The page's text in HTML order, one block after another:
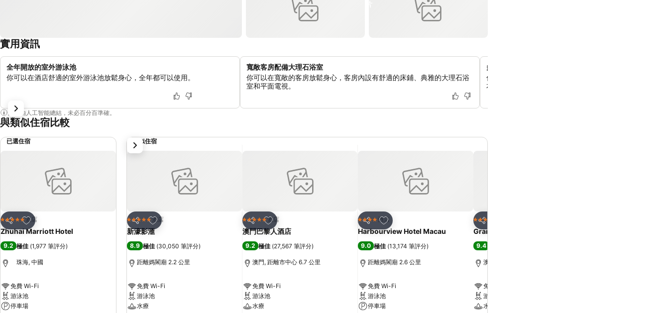
實用資訊
全年開放的室外游泳池
你可以在酒店舒適的室外游泳池放鬆身心，全年都可以使用。
寬敞客房配備大理石浴室
你可以在寬敞的客房放鬆身心，客房內設有舒適的床鋪、典雅的大理石浴
室和平面電視。
多元化的餐飲體驗
你可以在萬豪中餐廳品嚐正宗粵菜，在城市小館享用國際
本餐廳品嚐新鮮壽司。
內容由人工智能總結，未必百分百準確。
與類似住宿比較
已選住宿
分享
放到收藏夾
5 星級 酒店
Zhuhai Marriott Hotel
9.2 極佳 (1,977 筆評分)
珠海, 中國
免費 Wi-Fi
游泳池
停車場
類似住宿
分享
放到收藏夾
5 星級 酒店
新濠影滙
8.9 極佳 (30,050 筆評分)
距離媽閣廟 2.2 公里
免費 Wi-Fi
游泳池
水療
分享
放到收藏夾
5 星級 酒店
澳門巴黎人酒店
9.2 極佳 (27,567 筆評分)
澳門, 距離市中心 6.7 公里
免費 Wi-Fi
游泳池
水療
分享
放到收藏夾
4 星級 酒店
Harbourview Hotel Macau
9.0 極佳 (13,174 筆評分)
距離媽閣廟 2.6 公里
免費 Wi-Fi
游泳池
停車場
分享
5 星級
Grand Lisboa Palace Macau
9.4
澳門, 距離市中心 7.0 公里
免費 Wi-Fi
游泳池
水療
下一步